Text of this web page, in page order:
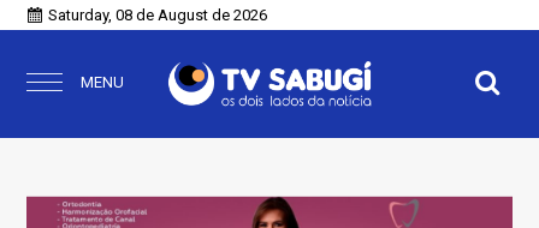
Saturday, 08 de August de 2026
MENU